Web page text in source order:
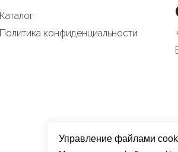
Каталог
Политика конфиденциальности
Управление файлами